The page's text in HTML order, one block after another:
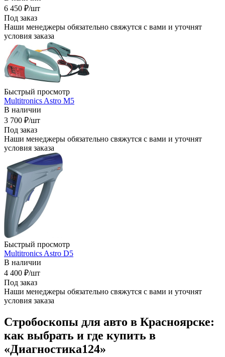
6 450 ₽/шт
Под заказ
Наши менеджеры обязательно свяжутся с вами и уточнят
условия заказа
Быстрый просмотр
Multitronics Astro M5
В наличии
3 700 ₽/шт
Под заказ
Наши менеджеры обязательно свяжутся с вами и уточнят
условия заказа
Быстрый просмотр
Multitronics Astro D5
В наличии
4 400 ₽/шт
Под заказ
Наши менеджеры обязательно свяжутся с вами и уточнят
условия заказа
Стробоскопы для авто в Красноярске:
как выбрать и где купить в
«Диагностика124»